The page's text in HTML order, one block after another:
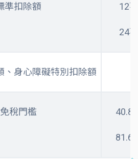
準扣除額 12
24
、身心障礙特別扣除額
稅門檻 40.8
81.6